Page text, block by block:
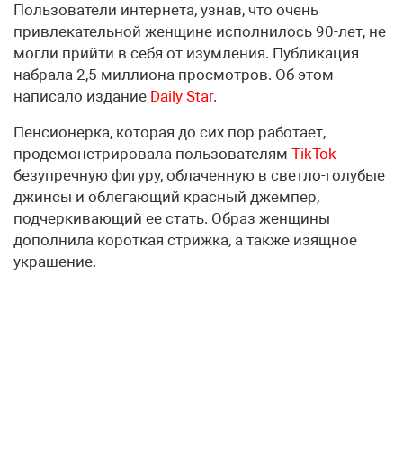
Пользователи интернета, узнав, что очень
привлекательной женщине исполнилось 90-лет, не
могли прийти в себя от изумления. Публикация
набрала 2,5 миллиона просмотров. Об этом
написало издание Daily Star.
Пенсионерка, которая до сих пор работает,
продемонстрировала пользователям TikTok
безупречную фигуру, облаченную в светло-голубые
джинсы и облегающий красный джемпер,
подчеркивающий ее стать. Образ женщины
дополнила короткая стрижка, а также изящное
украшение.